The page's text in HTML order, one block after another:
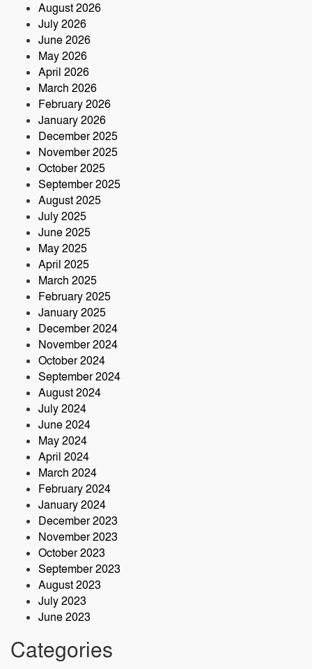
নরসিংদীতে অনুমোদনহীন মোটরসাইকেল
সংযোজন কারখানা : সরকারের রাজস্ব ক্ষতির
আশঙ্কা
কৃষক ও গ্রামীণ অর্থনীতি বদলে দিতে পলাশে
August 2026
July 2026
June 2026
May 2026
April 2026
March 2026
February 2026
January 2026
December 2025
November 2025
October 2025
September 2025
August 2025
July 2025
June 2025
May 2025
April 2025
March 2025
February 2025
January 2025
December 2024
November 2024
October 2024
September 2024
August 2024
July 2024
June 2024
May 2024
April 2024
March 2024
February 2024
January 2024
December 2023
November 2023
October 2023
September 2023
August 2023
July 2023
June 2023
Categories